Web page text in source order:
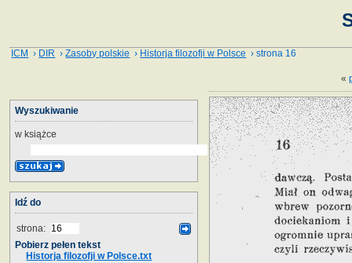
ICM › DIR ›Zasoby polskie › Historja filozofji w Polsce › strona 16
«
Wyszukiwanie
w książce
Idź do
strona:
Pobierz pełen tekst
Historja filozofji w Polsce.txt